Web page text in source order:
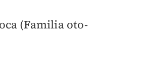
(Familia oto-